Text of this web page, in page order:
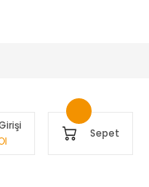
Sepet